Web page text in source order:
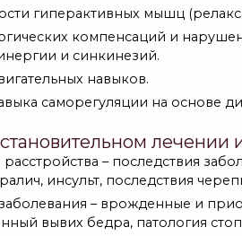
гиперактивных мышц
компенсаций и
и синкинезий.
навыков.
саморегуляции на основе
– последствия
инсульт, последствия
– врожденные и
вывих бедра, патология